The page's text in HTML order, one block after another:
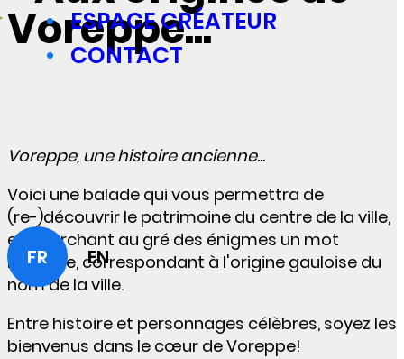
ESPACE CRÉATEUR
CONTACT
FR EN
Voreppe...
Voreppe, une histoire ancienne...
Voici une balade qui vous permettra de
(re-)découvrir le patrimoine du centre de la ville,
en cherchant au gré des énigmes un mot
mystère, correspondant à l'origine gauloise du
nom de la ville.
Entre histoire et personnages célèbres, soyez les
bienvenus dans le cœur de Voreppe!